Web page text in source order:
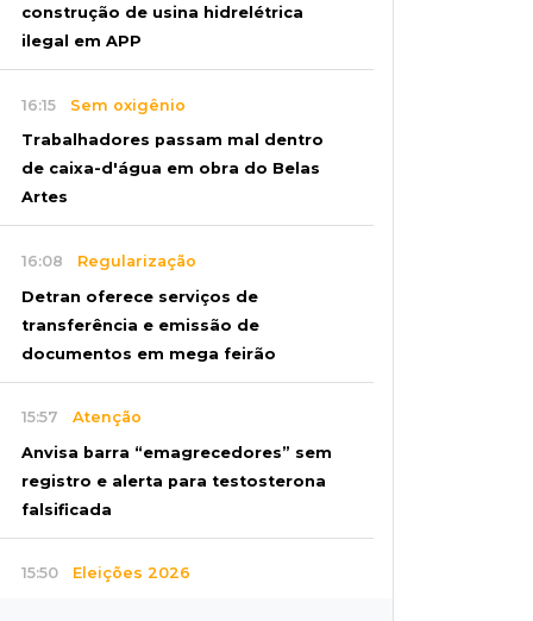
construção de usina hidrelétrica
ilegal em APP
16:15 Sem oxigênio
Trabalhadores passam mal dentro
de caixa-d'água em obra do Belas
Artes
16:08 Regularização
Detran oferece serviços de
transferência e emissão de
documentos em mega feirão
15:57 Atenção
Anvisa barra “emagrecedores” sem
registro e alerta para testosterona
falsificada
15:50 Eleições 2026